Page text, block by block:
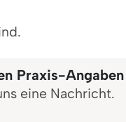
Praxis-Angaben
eine Nachricht.